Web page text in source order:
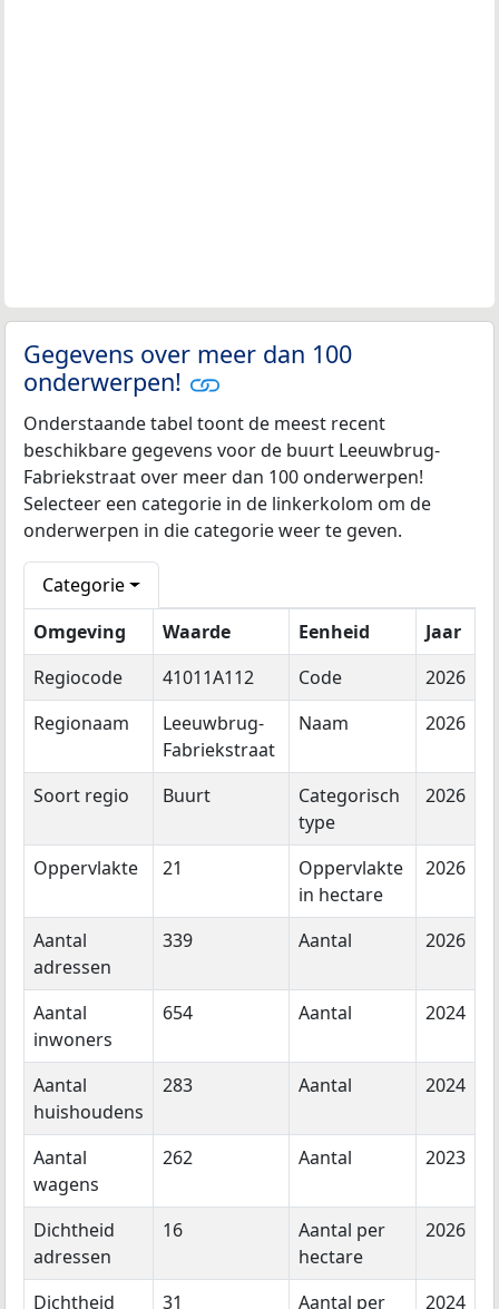
Gegevens over meer dan 100
onderwerpen!
Onderstaande tabel toont de meest recent
beschikbare gegevens voor de buurt Leeuwbrug-
Fabriekstraat over meer dan 100 onderwerpen!
Selecteer een categorie in de linkerkolom om de
onderwerpen in die categorie weer te geven.
Categorie
Omgeving
Waarde Eenheid
Jaar
Regiocode
41011A112 Code
2026
Regionaam
Leeuwbrug-
Fabriekstraat
Naam 2026
Soort regio Buurt
Categorisch
type
2026
Oppervlakte 21
Oppervlakte
in hectare
2026
Aantal
adressen
339 Aantal 2026
Aantal
inwoners
654 Aantal 2024
Aantal
huishoudens
283 Aantal 2024
Aantal
wagens
262 Aantal 2023
Dichtheid
adressen
16
Aantal per
hectare
2026
Dichtheid 31 Aantal per 2024